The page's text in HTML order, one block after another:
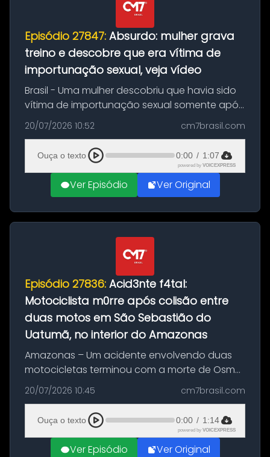
Episódio 27847: Absurdo: mulher grava
treino e descobre que era vítima de
importunação sexual, veja vídeo
Brasil - Uma mulher descobriu que havia sido
vítima de importunação sexual somente após
assistir a um vídeo que gravou enquanto
treinava na academia de um condomínio em
Feira de Santana, na Bahia. O c...
20/07/2026 10:52 cm7brasil.com
Ouça o texto 0:00 / 1:07
powered by VOICEXPRESS
Ver Episódio Ver Original
Episódio 27836: Acid3nte f4tal:
Motociclista m0rre após colisão entre
duas motos em São Sebastião do
Uatumã, no interior do Amazonas
Amazonas – Um acidente envolvendo duas
motocicletas terminou com a morte de Osmar
Figueiredo de Souza, de 38 anos, no município
de São Sebastião do Uatumã, no interior do
Amazonas. A colisão ocorreu n...
20/07/2026 10:45 cm7brasil.com
Ouça o texto 0:00 / 1:14
powered by VOICEXPRESS
Ver Episódio Ver Original